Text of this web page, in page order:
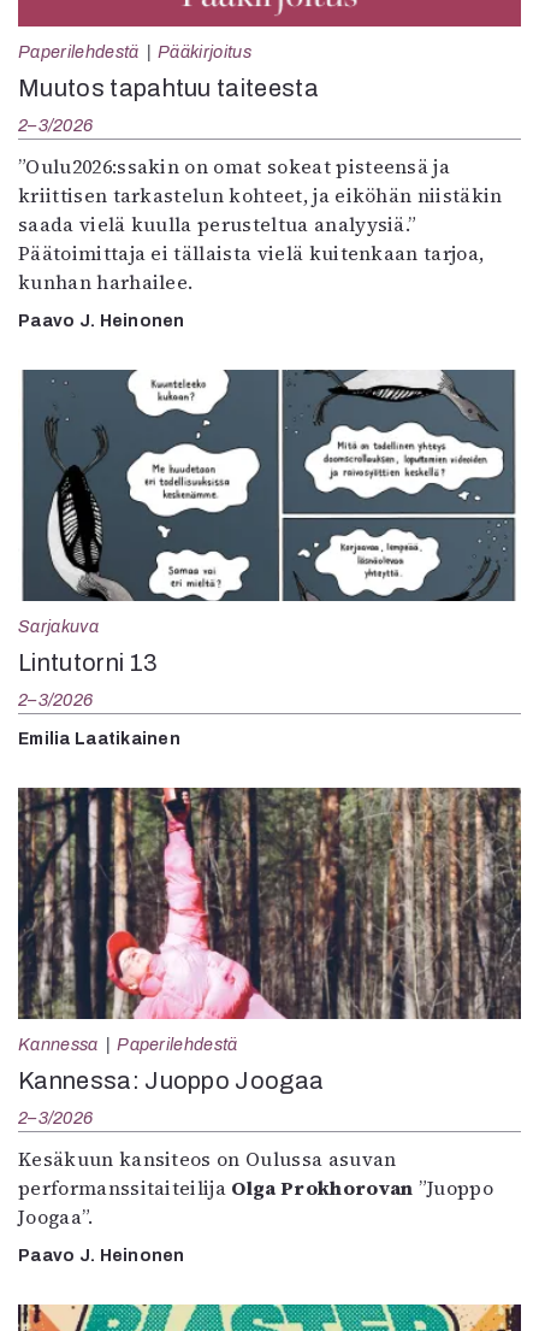
Paperilehdestä Pääkirjoitus
Muutos tapahtuu taiteesta
2–3/2026
”Oulu2026:ssakin on omat sokeat pisteensä ja
kriittisen tarkastelun kohteet, ja eiköhän niistäkin
saada vielä kuulla perusteltua analyysiä.”
Päätoimittaja ei tällaista vielä kuitenkaan tarjoa,
kunhan harhailee.
Paavo J. Heinonen
Sarjakuva
Lintutorni 13
2–3/2026
Emilia Laatikainen
Kannessa Paperilehdestä
Kannessa: Juoppo Joogaa
2–3/2026
Kesäkuun kansiteos on Oulussa asuvan
performanssitaiteilija Olga Prokhorovan ”Juoppo
Joogaa”.
Paavo J. Heinonen